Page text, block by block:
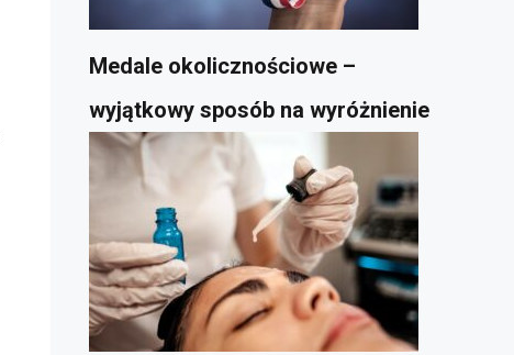
Medale okolicznościowe –
wyjątkowy sposób na wyróżnienie